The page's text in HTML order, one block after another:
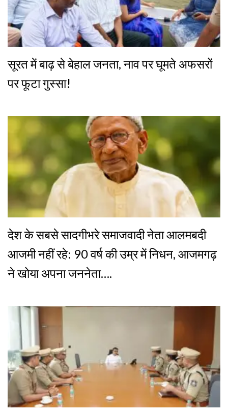
सूरत में बाढ़ से बेहाल जनता, नाव पर घूमते अफसरों
पर फूटा गुस्सा!
देश के सबसे सादगीभरे समाजवादी नेता आलमबदी
आजमी नहीं रहे: 90 वर्ष की उम्र में निधन, आजमगढ़
ने खोया अपना जननेता….